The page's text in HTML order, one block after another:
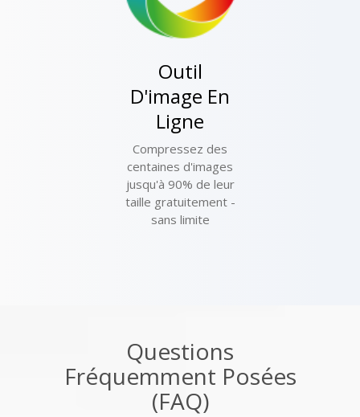
Outil
D'image En
Ligne
Compressez des
centaines d'images
jusqu'à 90% de leur
taille gratuitement -
sans limite
Questions
Fréquemment Posées
(FAQ)